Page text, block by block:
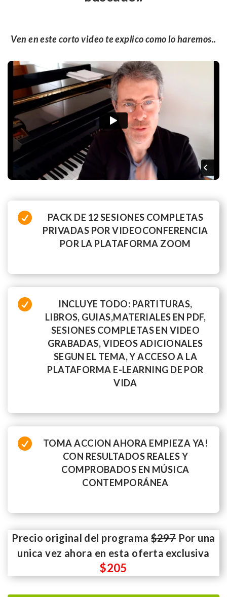
Ven en este corto video te explico como lo haremos..

PACK DE 12 SESIONES COMPLETAS
PRIVADAS POR VIDEOCONFERENCIA
POR LA PLATAFORMA ZOOM

INCLUYE TODO: PARTITURAS,
LIBROS, GUIAS,MATERIALES EN PDF,
SESIONES COMPLETAS EN VIDEO
GRABADAS, VIDEOS ADICIONALES
SEGUN EL TEMA, Y ACCESO A LA
PLATAFORMA E-LEARNING DE POR
VIDA

TOMA ACCION AHORA EMPIEZA YA!
CON RESULTADOS REALES Y
COMPROBADOS EN MÚSICA
CONTEMPORÁNEA
Precio original del programa $297 Por una
unica vez ahora en esta oferta exclusiva
$205